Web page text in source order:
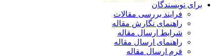
برای نویسندگان
فرایند بررسی مقالات
راهنمای نگارش مقاله
شرایط ارسال مقاله
راهنمای ارسال مقاله
فرم ارسال مقاله